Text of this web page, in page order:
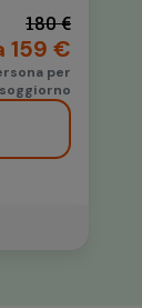
180 €
159 €
per
soggiorno